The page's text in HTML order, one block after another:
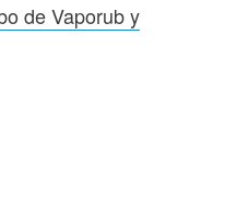
de Vaporub y